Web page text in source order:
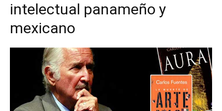
intelectual panameño y
mexicano